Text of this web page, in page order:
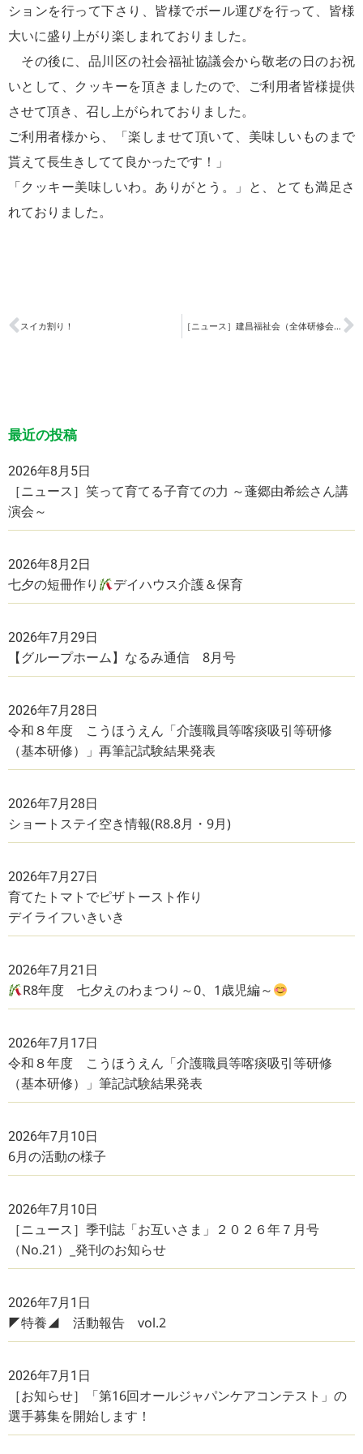
ションを行って下さり、 皆様でボール運びを行って、皆様
大いに盛り上がり楽しまれておりました。
その後に、品川区の社会福祉協議会から敬老の日のお祝
いとして、クッキーを頂きましたので、
ご利用者皆様提供
させて頂き、召し上がられておりました。
ご利用者様から、「楽しませて頂いて、美味しいものまで
貰えて長生きしてて良かったです！」
「クッキー美味しいわ。ありがとう。」と、とても満足さ
れておりました。
スイカ割り！ ［ニュース］建昌福祉会（全体研修会）で講演
最近の投稿
2026年8月5日
［ニュース］笑って育てる子育ての力 ～蓬郷由希絵さん講
演会～
2026年8月2日
七夕の短冊作り デイハウス介護＆保育
2026年7月29日
【グループホーム】なるみ通信 8月号
2026年7月28日
令和８年度 こうほうえん「介護職員等喀痰吸引等研修
（基本研修）」再筆記試験結果発表
2026年7月28日
ショートステイ空き情報(R8.8月・9月)
2026年7月27日
育てたトマトでピザトースト作り
デイライフいきいき
2026年7月21日
R8年度 七夕えのわまつり～0、1歳児編～
2026年7月17日
令和８年度 こうほうえん「介護職員等喀痰吸引等研修
（基本研修）」筆記試験結果発表
2026年7月10日
6月の活動の様子
2026年7月10日
［ニュース］季刊誌「お互いさま」２０２６年７月号
（No.21）_発刊のお知らせ
2026年7月1日
◤特養◢ 活動報告 vol.2
2026年7月1日
［お知らせ］「第16回オールジャパンケアコンテスト」の
選手募集を開始します！